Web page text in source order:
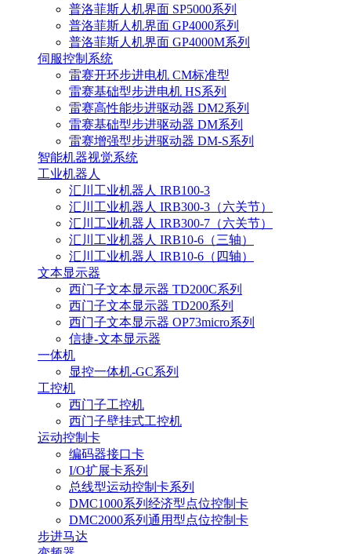
普洛菲斯人机界面 SP5000系列
普洛菲斯人机界面 GP4000系列
普洛菲斯人机界面 GP4000M系列
伺服控制系统
雷赛开环步进电机 CM标准型
雷赛基础型步进电机 HS系列
雷赛高性能步进驱动器 DM2系列
雷赛基础型步进驱动器 DM系列
雷赛增强型步进驱动器 DM-S系列
智能机器视觉系统
工业机器人
汇川工业机器人 IRB100-3
汇川工业机器人 IRB300-3（六关节）
汇川工业机器人 IRB300-7（六关节）
汇川工业机器人 IRB10-6（三轴）
汇川工业机器人 IRB10-6（四轴）
文本显示器
西门子文本显示器 TD200C系列
西门子文本显示器 TD200系列
西门子文本显示器 OP73micro系列
信捷-文本显示器
一体机
显控一体机-GC系列
工控机
西门子工控机
西门子壁挂式工控机
运动控制卡
编码器接口卡
I/O扩展卡系列
总线型运动控制卡系列
DMC1000系列经济型点位控制卡
DMC2000系列通用型点位控制卡
步进马达